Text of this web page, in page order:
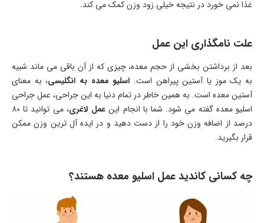
غذا نمی خورد در نتیجه خیلی زود وزن کمک می کند.
علت نامگذاری این عمل
بعد از برداشتن بخشی از حجم معده، چیزی که از آن باقی می ماند شبیه
به یک موز یا آستین پیراهن است. اسلیو معده به انگلیسی، به معنای
آستین معده است. به همین خاطر در تمام دنیا به این جراحی، عمل جراحی
اسلیو معده گفته می شود. شما با انجام این عمل لاغری
، می توانید تا ۸۰
درصد از اضافه وزن خود را از دست دهید و در ایده آل ترین وزن ممکن
قرار بگیرید.
چه کسانی کاندید عمل اسلیو معده هستند؟